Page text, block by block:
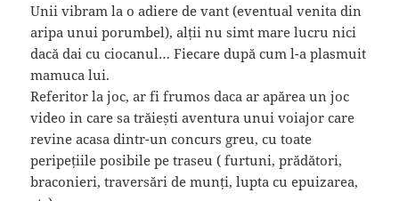
Unii vibram la o adiere de vant (eventual venita din
aripa unui porumbel), alții nu simt mare lucru nici
dacă dai cu ciocanul… Fiecare după cum l-a plasmuit
mamuca lui.
Referitor la joc, ar fi frumos daca ar apărea un joc
video in care sa trăiești aventura unui voiajor care
revine acasa dintr-un concurs greu, cu toate
peripețiile posibile pe traseu ( furtuni, prădători,
braconieri, traversări de munți, lupta cu epuizarea,